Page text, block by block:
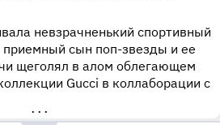
невзрачненький спортивный
приемный сын поп-звезды и ее
щеголял в алом облегающем
Gucci в коллаборации с
•••